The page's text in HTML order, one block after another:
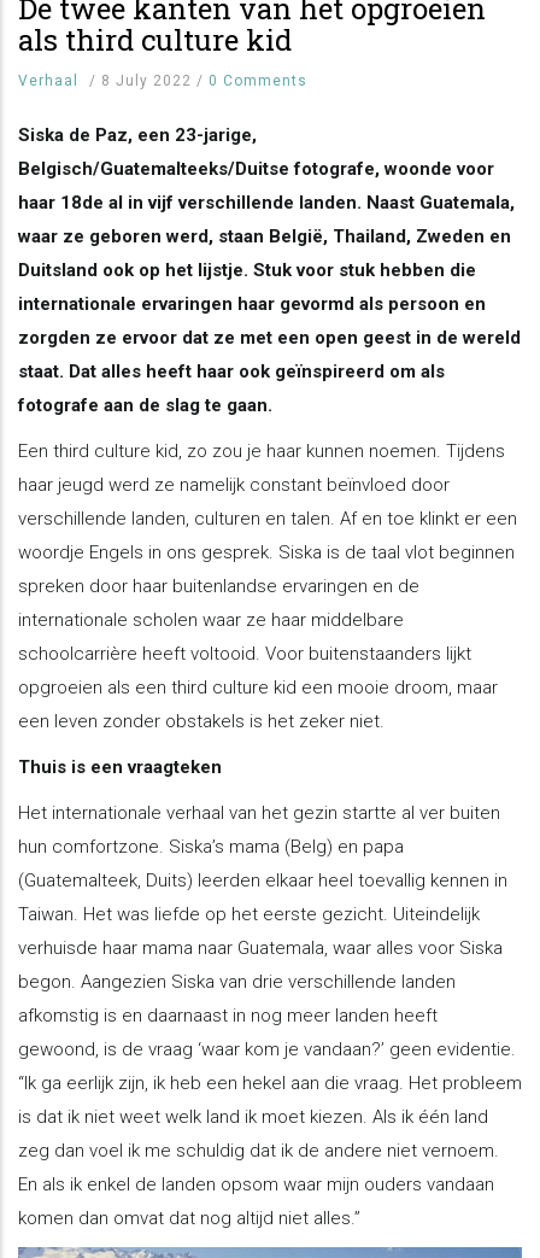
De twee kanten van het opgroeien
als third culture kid
Verhaal / 8 July 2022 / 0 Comments
Siska de Paz, een 23-jarige,
Belgisch/Guatemalteeks/Duitse fotografe, woonde voor
haar 18de al in vijf verschillende landen. Naast Guatemala,
waar ze geboren werd, staan België, Thailand, Zweden en
Duitsland ook op het lijstje. Stuk voor stuk hebben die
internationale ervaringen haar gevormd als persoon en
zorgden ze ervoor dat ze met een open geest in de wereld
staat. Dat alles heeft haar ook geïnspireerd om als
fotografe aan de slag te gaan.
Een third culture kid, zo zou je haar kunnen noemen. Tijdens
haar jeugd werd ze namelijk constant beïnvloed door
verschillende landen, culturen en talen. Af en toe klinkt er een
woordje Engels in ons gesprek. Siska is de taal vlot beginnen
spreken door haar buitenlandse ervaringen en de
internationale scholen waar ze haar middelbare
schoolcarrière heeft voltooid. Voor buitenstaanders lijkt
opgroeien als een third culture kid een mooie droom, maar
een leven zonder obstakels is het zeker niet.
Thuis is een vraagteken
Het internationale verhaal van het gezin startte al ver buiten
hun comfortzone. Siska’s mama (Belg) en papa
(Guatemalteek, Duits) leerden elkaar heel toevallig kennen in
Taiwan. Het was liefde op het eerste gezicht. Uiteindelijk
verhuisde haar mama naar Guatemala, waar alles voor Siska
begon. Aangezien Siska van drie verschillende landen
afkomstig is en daarnaast in nog meer landen heeft
gewoond, is de vraag ‘waar kom je vandaan?’ geen evidentie.
“Ik ga eerlijk zijn, ik heb een hekel aan die vraag. Het probleem
is dat ik niet weet welk land ik moet kiezen. Als ik één land
zeg dan voel ik me schuldig dat ik de andere niet vernoem.
En als ik enkel de landen opsom waar mijn ouders vandaan
komen dan omvat dat nog altijd niet alles.”